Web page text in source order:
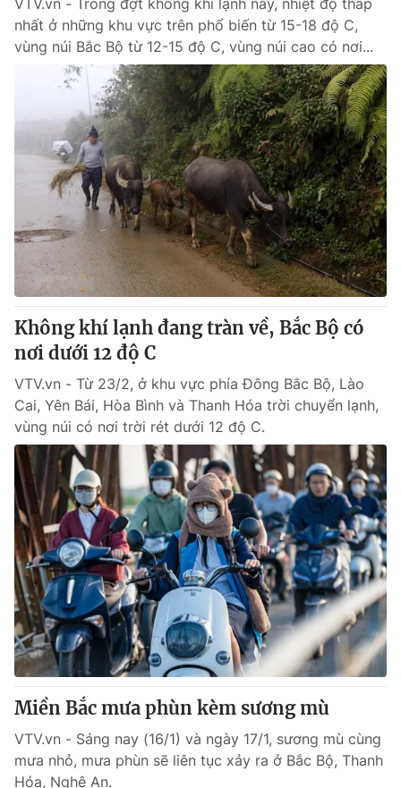
® Cấm sao chép dưới mọi hình thức nếu không có sự chấp
thuận bằng văn bản. Ghi rõ nguồn VTV.vn khi phát hành lại
thông tin từ website này.
VTV.vn - Trong đợt không khí lạnh này, nhiệt độ thấp
nhất ở những khu vực trên phổ biến từ 15-18 độ C,
vùng núi Bắc Bộ từ 12-15 độ C, vùng núi cao có nơi...
Không khí lạnh đang tràn về, Bắc Bộ có
nơi dưới 12 độ C
VTV.vn - Từ 23/2, ở khu vực phía Đông Bắc Bộ, Lào
Cai, Yên Bái, Hòa Bình và Thanh Hóa trời chuyển lạnh,
vùng núi có nơi trời rét dưới 12 độ C.
Miền Bắc mưa phùn kèm sương mù
VTV.vn - Sáng nay (16/1) và ngày 17/1, sương mù cùng
mưa nhỏ, mưa phùn sẽ liên tục xảy ra ở Bắc Bộ, Thanh
Hóa, Nghệ An.